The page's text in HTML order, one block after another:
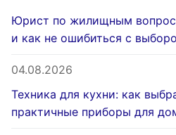
Юрист по жилищным
и как не ошибиться с
04.08.2026
Техника для кухни: как
практичные приборы для